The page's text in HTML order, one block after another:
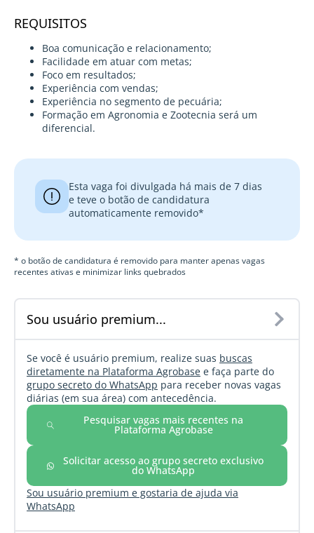
REQUISITOS
Boa comunicação e relacionamento;
Facilidade em atuar com metas;
Foco em resultados;
Experiência com vendas;
Experiência no segmento de pecuária;
Formação em Agronomia e Zootecnia será um
diferencial.
Esta vaga foi divulgada há mais de 7 dias
e teve o botão de candidatura
automaticamente removido*
* o botão de candidatura é removido para manter apenas vagas
recentes ativas e minimizar links quebrados
Sou usuário premium...
Se você é usuário premium, realize suas buscas
diretamente na Plataforma Agrobase e faça parte do
grupo secreto do WhatsApp para receber novas vagas
diárias (em sua área) com antecedência.
Pesquisar vagas mais recentes na
Plataforma Agrobase
Solicitar acesso ao grupo secreto exclusivo
do WhatsApp
Sou usuário premium e gostaria de ajuda via
WhatsApp